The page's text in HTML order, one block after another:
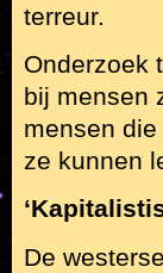
terreur.
Onderzoek
bij mensen
mensen
ze kunnen
De